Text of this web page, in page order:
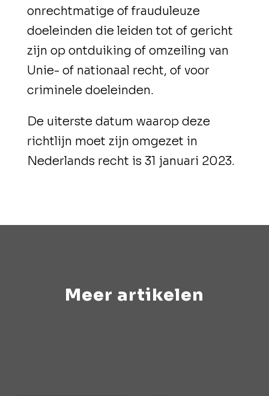
onrechtmatige of frauduleuze
doeleinden die leiden tot of gericht
zijn op ontduiking of omzeiling van
Unie- of nationaal recht, of voor
criminele doeleinden.
De uiterste datum waarop deze
richtlijn moet zijn omgezet in
Nederlands recht is 31 januari 2023.
Meer artikelen